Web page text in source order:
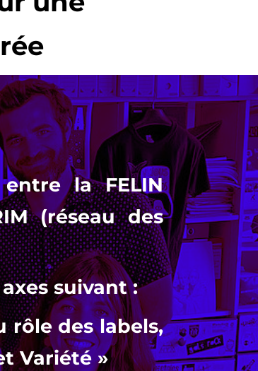
la FELIN
(réseau des
suivant :
des labels,
Variété »